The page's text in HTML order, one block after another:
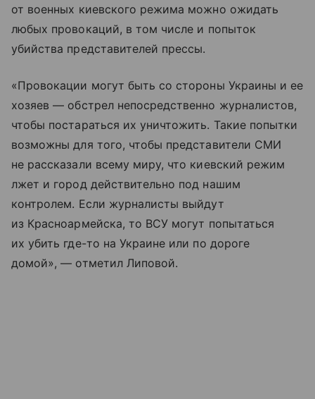
от военных киевского режима можно ожидать
любых провокаций, в том числе и попыток
убийства представителей прессы.
«Провокации могут быть со стороны Украины и ее
хозяев — обстрел непосредственно журналистов,
чтобы постараться их уничтожить. Такие попытки
возможны для того, чтобы представители СМИ
не рассказали всему миру, что киевский режим
лжет и город действительно под нашим
контролем. Если журналисты выйдут
из Красноармейска, то ВСУ могут попытаться
их убить где-то на Украине или по дороге
домой», — отметил Липовой.